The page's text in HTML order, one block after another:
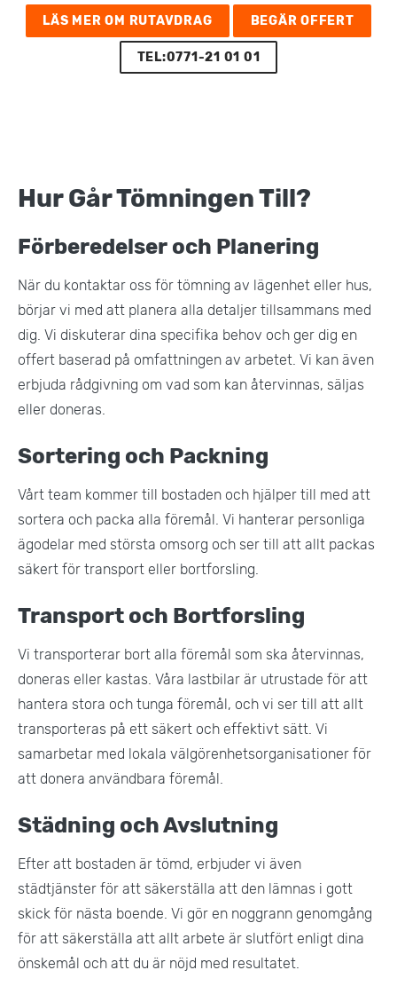
LÄS MER OM RUTAVDRAG BEGÄR OFFERT
TEL:0771-21 01 01
Hur Går Tömningen Till?
Förberedelser och Planering
När du kontaktar oss för tömning av lägenhet eller hus,
börjar vi med att planera alla detaljer tillsammans med
dig. Vi diskuterar dina specifika behov och ger dig en
offert baserad på omfattningen av arbetet. Vi kan även
erbjuda rådgivning om vad som kan återvinnas, säljas
eller doneras.
Sortering och Packning
Vårt team kommer till bostaden och hjälper till med att
sortera och packa alla föremål. Vi hanterar personliga
ägodelar med största omsorg och ser till att allt packas
säkert för transport eller bortforsling.
Transport och Bortforsling
Vi transporterar bort alla föremål som ska återvinnas,
doneras eller kastas. Våra lastbilar är utrustade för att
hantera stora och tunga föremål, och vi ser till att allt
transporteras på ett säkert och effektivt sätt. Vi
samarbetar med lokala välgörenhetsorganisationer för
att donera användbara föremål.
Städning och Avslutning
Efter att bostaden är tömd, erbjuder vi även
städtjänster för att säkerställa att den lämnas i gott
skick för nästa boende. Vi gör en noggrann genomgång
för att säkerställa att allt arbete är slutfört enligt dina
önskemål och att du är nöjd med resultatet​.